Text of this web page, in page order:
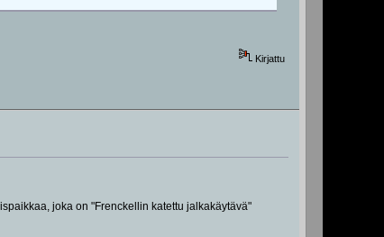
Kirjattu
joka on "Frenckellin katettu jalkakäytävä"